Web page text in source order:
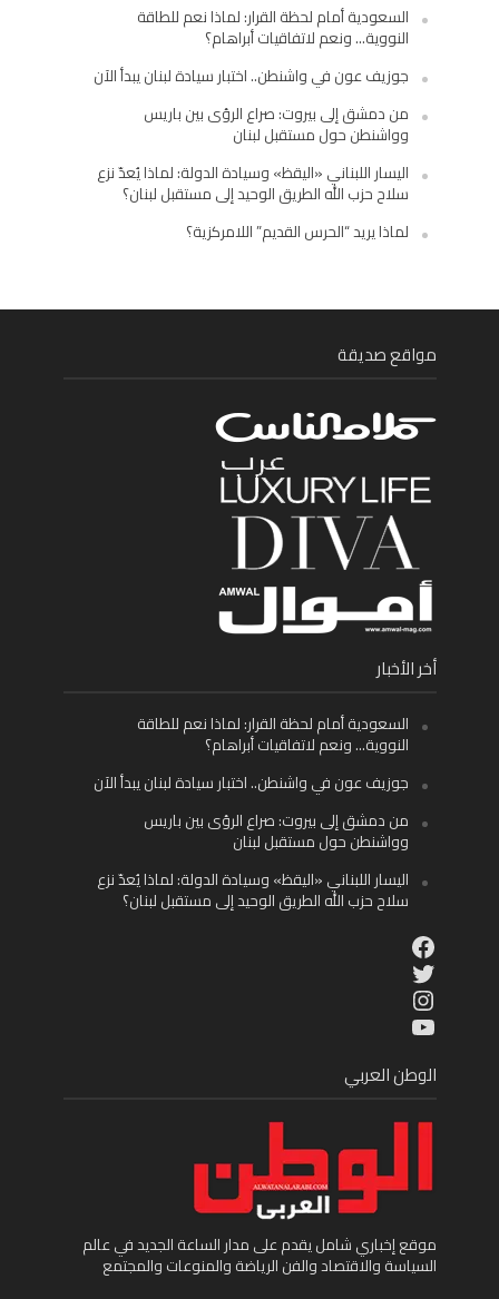
السعودية أمام لحظة القرار: لماذا نعم للطاقة
النووية… ونعم لاتفاقيات أبراهام؟
جوزيف عون في واشنطن.. اختبار سيادة لبنان يبدأ الآن
من دمشق إلى بيروت: صراع الرؤى بين باريس
وواشنطن حول مستقبل لبنان
اليسار اللبناني «اليقظ» وسيادة الدولة: لماذا يُعدّ نزع
سلاح حزب الله الطريق الوحيد إلى مستقبل لبنان؟
لماذا يريد “الحرس القديم” اللامركزية؟
مواقع صديقة
أخر الأخبار
السعودية أمام لحظة القرار: لماذا نعم للطاقة
النووية… ونعم لاتفاقيات أبراهام؟
جوزيف عون في واشنطن.. اختبار سيادة لبنان يبدأ الآن
من دمشق إلى بيروت: صراع الرؤى بين باريس
وواشنطن حول مستقبل لبنان
اليسار اللبناني «اليقظ» وسيادة الدولة: لماذا يُعدّ نزع
سلاح حزب الله الطريق الوحيد إلى مستقبل لبنان؟
Facebook
Twitter
Instagram
YouTube
الوطن العربي
موقع إخباري شامل يقدم على مدار الساعة الجديد في عالم
السياسة والاقتصاد والفن الرياضة والمنوعات والمجتمع